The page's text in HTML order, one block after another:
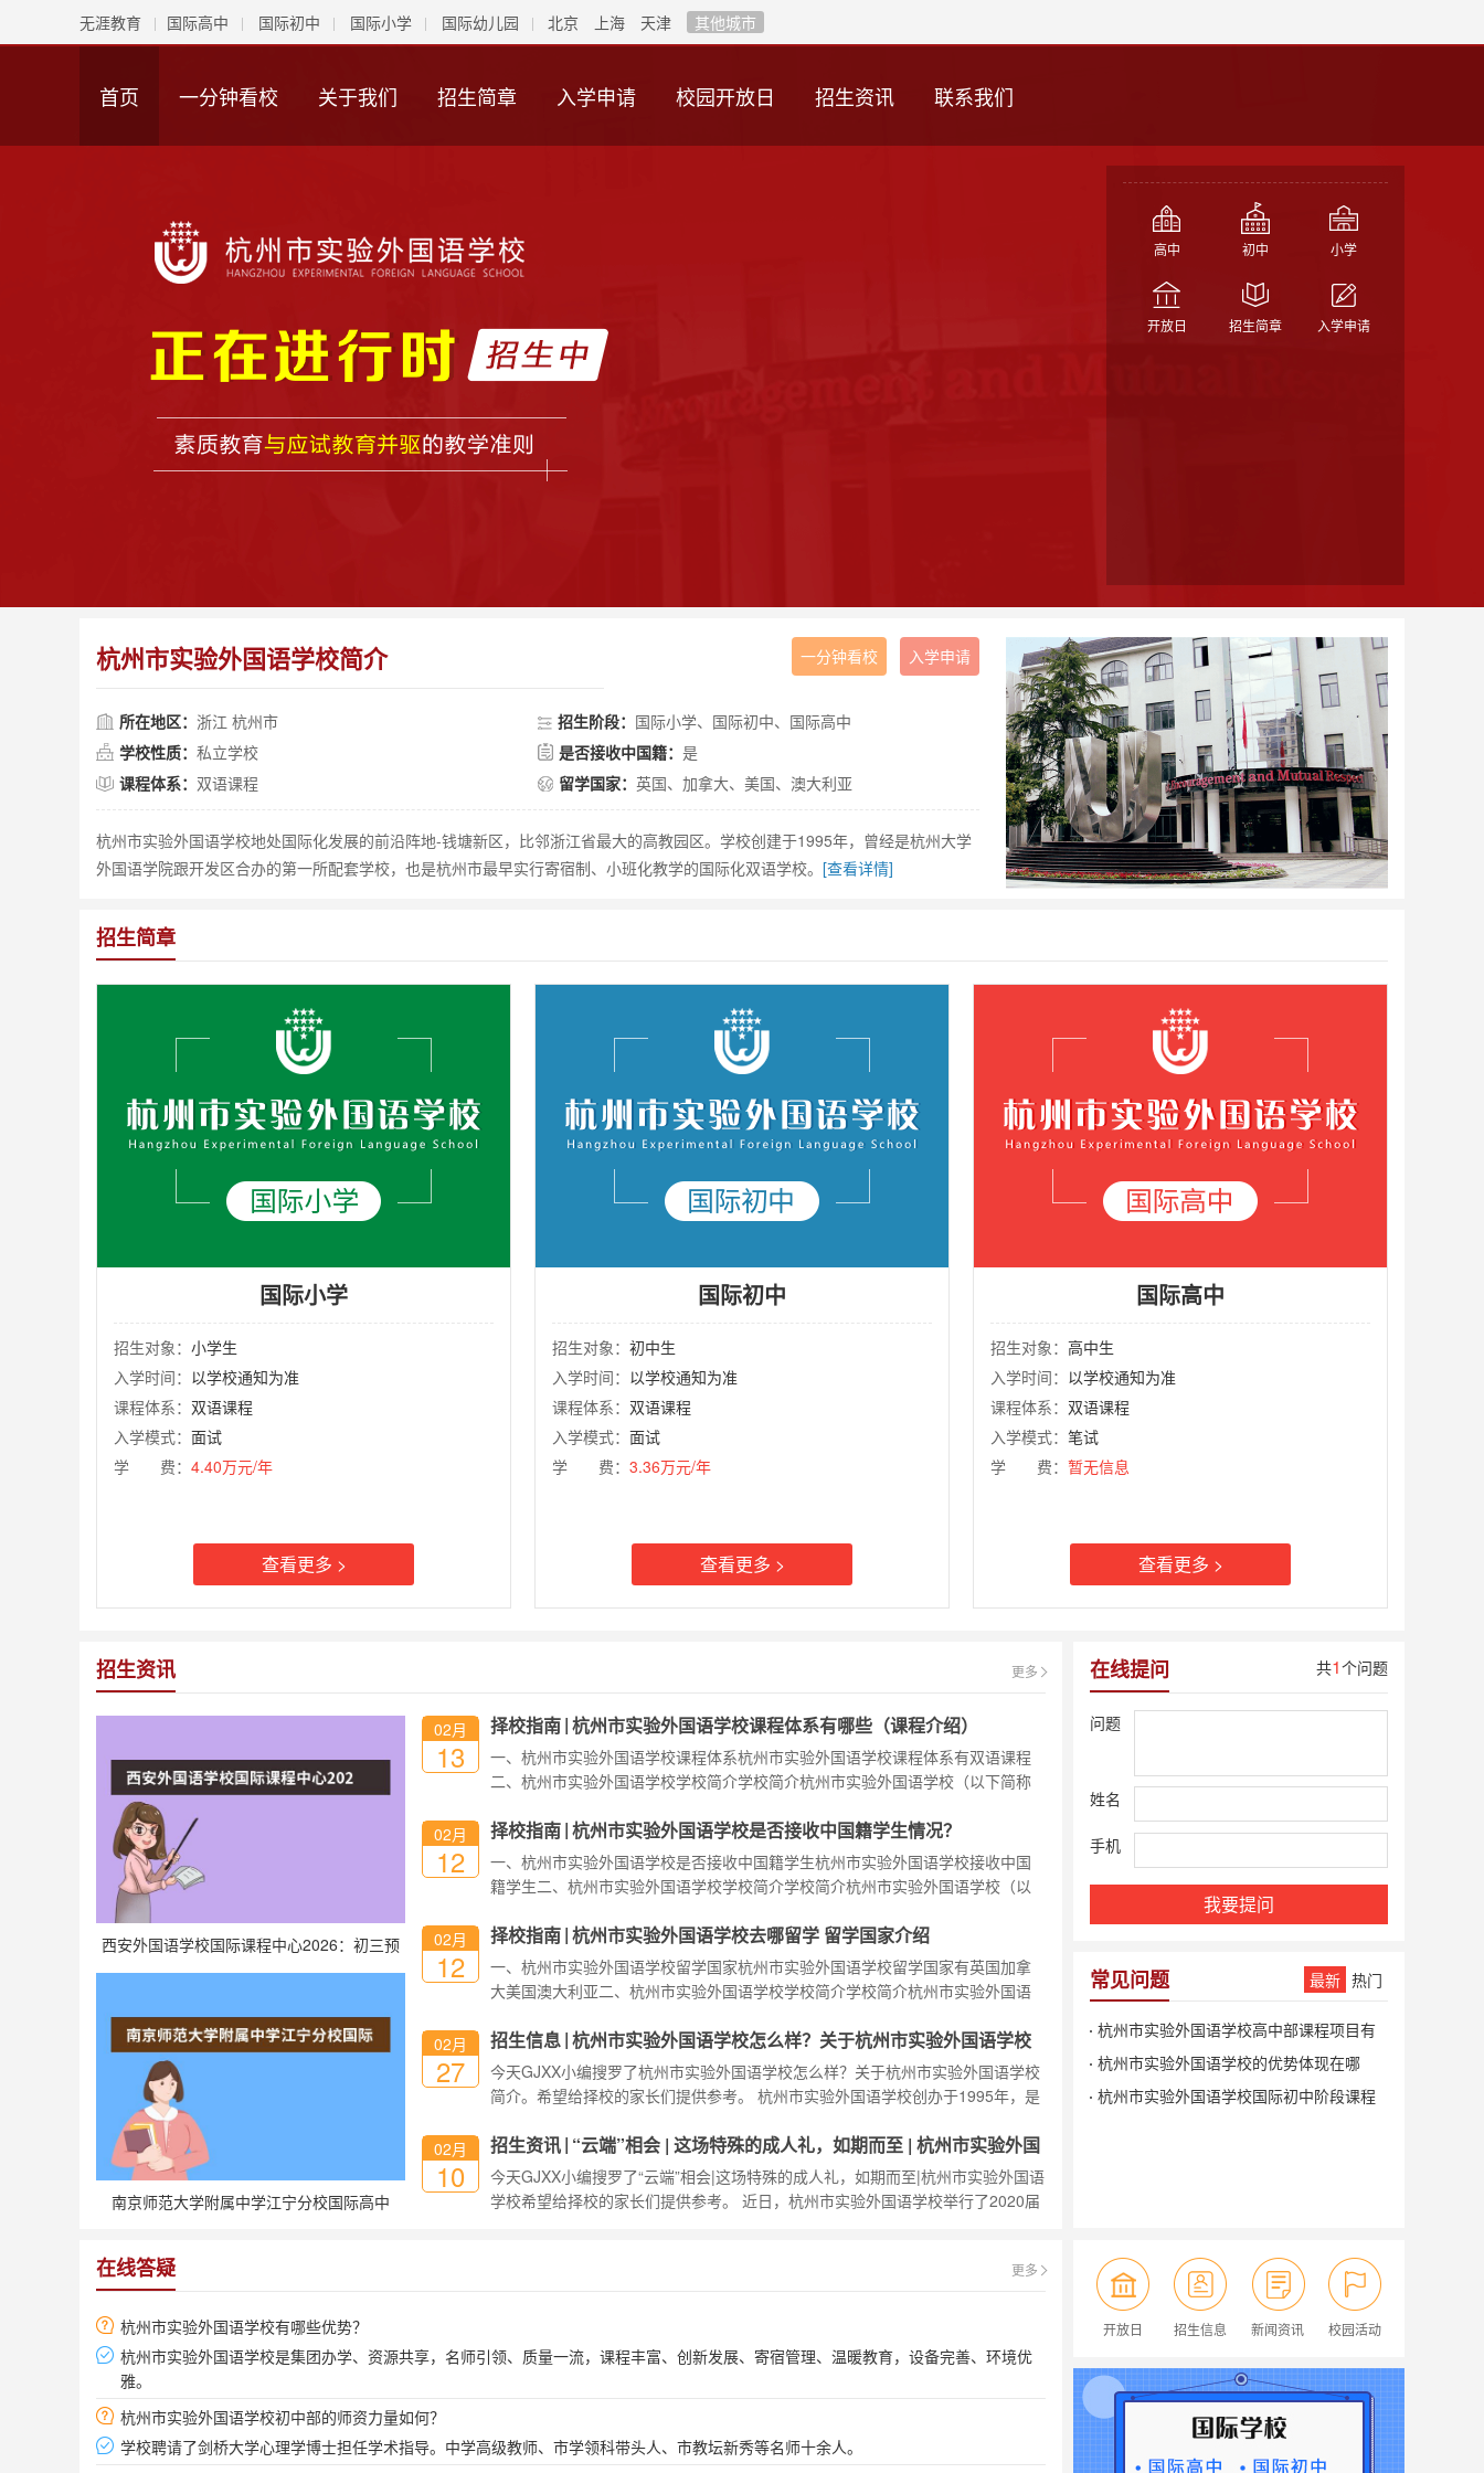
无涯教育 国际高中 国际初中 国际小学 国际幼儿园 北京 上海 天津 其他城市
首页 一分钟看校 关于我们 招生简章 入学申请 校园开放日 招生资讯 联系我们
高中 初中 小学
开放日 招生简章 入学申请
杭州市实验外国语学校简介 一分钟看校 入学申请
所在地区： 浙江 杭州市 招生阶段： 国际小学、国际初中、国际高中
学校性质： 私立学校 是否接收中国籍： 是
课程体系： 双语课程 留学国家： 英国、加拿大、美国、澳大利亚
杭州市实验外国语学校地处国际化发展的前沿阵地-钱塘新区，比邻浙江省最大的高教园区。学校创建于1995年，曾经是杭州大学
外国语学院跟开发区合办的第一所配套学校，也是杭州市最早实行寄宿制、小班化教学的国际化双语学校。 [查看详情]
招生简章
国际小学
招生对象： 小学生
入学时间： 以学校通知为准
课程体系： 双语课程
入学模式： 面试
学 费： 4.40万元/年
查看更多 >
国际初中
招生对象： 初中生
入学时间： 以学校通知为准
课程体系： 双语课程
入学模式： 面试
学 费： 3.36万元/年
查看更多 >
国际高中
招生对象： 高中生
入学时间： 以学校通知为准
课程体系： 双语课程
入学模式： 笔试
学 费： 暂无信息
查看更多 >
招生资讯 更多
西安外国语学校国际课程中心2026：初三预
科班与多元国际课程
南京师范大学附属中学江宁分校国际高中
02月
13
择校指南|杭州市实验外国语学校课程体系有哪些（课程介绍）
一、杭州市实验外国语学校课程体系杭州市实验外国语学校课程体系有双语课程
二、杭州市实验外国语学校学校简介学校简介杭州市实验外国语学校（以下简称
区。学校创建于1995年，曾经是杭州大学外国语学院跟开发区合办的第一所配套
学校，也是杭州市最早实行寄宿制、小班化教学的国际化双语学校。学校有小
学、初中和高中三个部组成，有两个校区，现有54
02月
12
择校指南|杭州市实验外国语学校是否接收中国籍学生情况？
一、杭州市实验外国语学校是否接收中国籍学生杭州市实验外国语学校接收中国
籍学生二、杭州市实验外国语学校学校简介学校简介杭州市实验外国语学校（以
教园区。学校创建于1995年，曾经是杭州大学外国语学院跟开发区合办的第一所
配套学校，也是杭州市最早实行寄宿制、小班化教学的国际化双语学校。学校有
小学、初中和高中三个部组成，有两个校区，现
02月
12
择校指南|杭州市实验外国语学校去哪留学 留学国家介绍
一、杭州市实验外国语学校留学国家杭州市实验外国语学校留学国家有英国加拿
大美国澳大利亚二、杭州市实验外国语学校学校简介学校简介杭州市实验外国语
最大的高教园区。学校创建于1995年，曾经是杭州大学外国语学院跟开发区合办
的第一所配套学校，也是杭州市最早实行寄宿制、小班化教学的国际化双语学
校。学校有小学、初中和高中三个部组成，有两个
02月
27
招生信息|杭州市实验外国语学校怎么样？关于杭州市实验外国语学校
简介。
今天GJXX小编搜罗了杭州市实验外国语学校怎么样？关于杭州市实验外国语学校
简介。希望给择校的家长们提供参考。 杭州市实验外国语学校创办于1995年，是
校。
02月
10
招生资讯| “云端”相会 | 这场特殊的成人礼，如期而至 | 杭州市实验外国
语学校
今天GJXX小编搜罗了“云端”相会|这场特殊的成人礼，如期而至|杭州市实验外国语
学校希望给择校的家长们提供参考。 近日，杭州市实验外国语学校举行了2020届
族自古就有礼仪之邦的美称。作为中华民族重要的人文遗产，我国汉族传统的成
在线提问 共1个问题
问题
姓名
手机
我要提问
常见问题 最新 热门
杭州市实验外国语学校高中部课程项目有
哪些？___1
杭州市实验外国语学校的优势体现在哪
儿？___1
杭州市实验外国语学校国际初中阶段课程
在线答疑 更多
杭州市实验外国语学校有哪些优势？
杭州市实验外国语学校是集团办学、资源共享，名师引领、质量一流，课程丰富、创新发展、寄宿管理、温暖教育，设备完善、环境优
雅。
杭州市实验外国语学校初中部的师资力量如何？
学校聘请了剑桥大学心理学博士担任学术指导。中学高级教师、市学领科带头人、市教坛新秀等名师十余人。
开放日 招生信息 新闻资讯 校园活动